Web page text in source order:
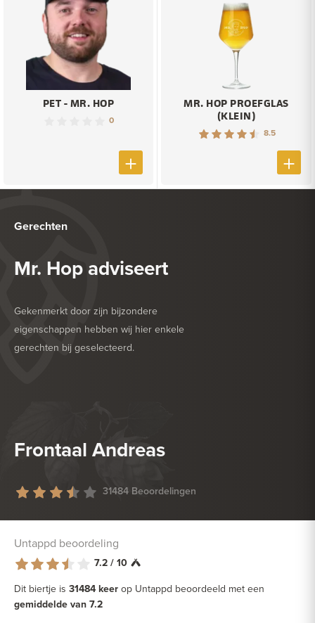
PET - MR. HOP
0
MR. HOP PROEFGLAS
(KLEIN)
8.5
Gerechten
Mr. Hop adviseert
Gekenmerkt door zijn bijzondere
eigenschappen hebben wij hier enkele
gerechten bij geselecteerd.
HEERLIJK BIJ
Frontaal Andreas
31484 Beoordelingen
Untappd beoordeling
7.2 / 10
Dit biertje is 31484 keer op Untappd beoordeeld met een
gemiddelde van 7.2